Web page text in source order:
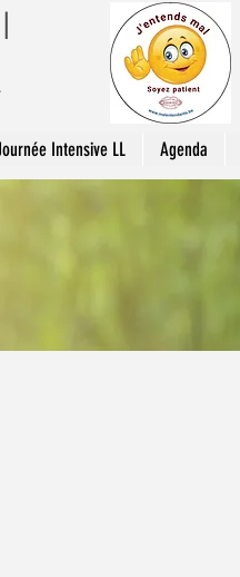
Intensive LL Agenda